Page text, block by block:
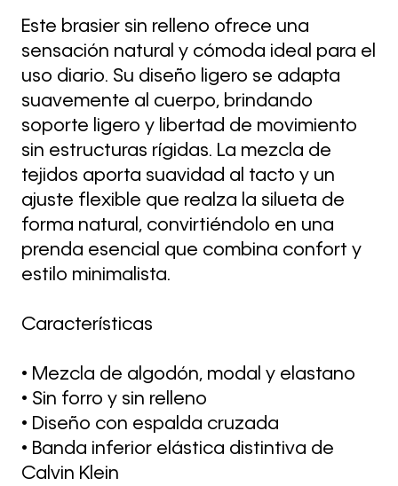
Este brasier sin relleno ofrece una
sensación natural y cómoda ideal para el
uso diario. Su diseño ligero se adapta
suavemente al cuerpo, brindando
soporte ligero y libertad de movimiento
sin estructuras rígidas. La mezcla de
tejidos aporta suavidad al tacto y un
ajuste flexible que realza la silueta de
forma natural, convirtiéndolo en una
prenda esencial que combina confort y
estilo minimalista.
Características
• Mezcla de algodón, modal y elastano
• Sin forro y sin relleno
• Diseño con espalda cruzada
• Banda inferior elástica distintiva de
Calvin Klein